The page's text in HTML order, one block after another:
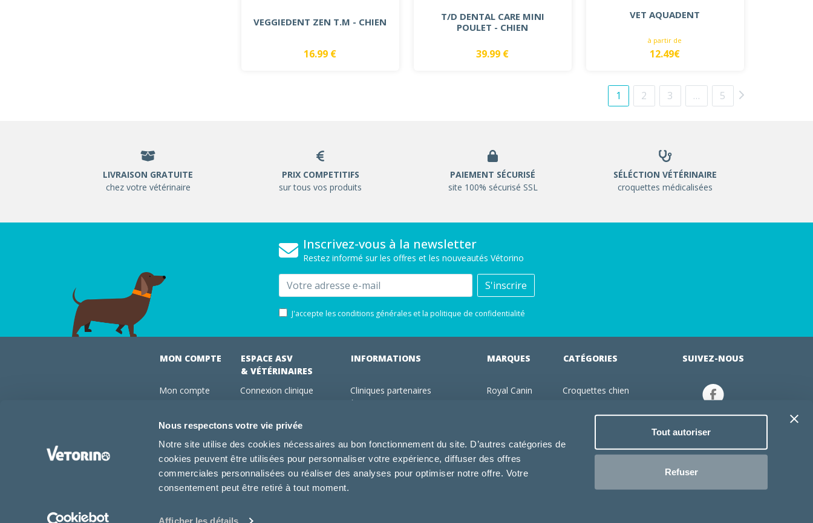
Nous respectons votre vie privée
Notre site utilise des cookies nécessaires au bon fonctionnement du site. D’autres catégories de
cookies peuvent être utilisées pour personnaliser votre expérience, diffuser des offres
commerciales personnalisées ou réaliser des analyses pour optimiser notre offre. Votre
consentement peut être retiré à tout moment.
Afficher les détails
Tout autoriser
Refuser
VEGGIEDENT ZEN T.M - CHIEN
16.99 €
T/D DENTAL CARE MINI
POULET - CHIEN
39.99 €
VET AQUADENT
à partir de
12.49€
1 2 3 … 5
LIVRAISON GRATUITE
chez votre vétérinaire
PRIX COMPETITIFS
sur tous vos produits
PAIEMENT SÉCURISÉ
site 100% sécurisé SSL
SÉLÉCTION VÉTÉRINAIRE
croquettes médicalisées
Inscrivez-vous à la newsletter
Restez informé sur les offres et les nouveautés Vétorino
Email S'inscrire
J'accepte les conditions générales et la politique de confidentialité
MON COMPTE
Mon compte
Conseils vétos
FAQ
ESPACE ASV
& VÉTÉRINAIRES
Connexion clinique
Devenir adhérent Vétorino
INFORMATIONS
Cliniques partenaires
Utilisation des cookies
Conditions générales d'utilisation
MARQUES
Royal Canin
Specific
Dechra
Tonivet
CATÉGORIES
Croquettes chien
Jouets chien
Produits vétérinaire chien
Jouets chat
SUIVEZ-NOUS